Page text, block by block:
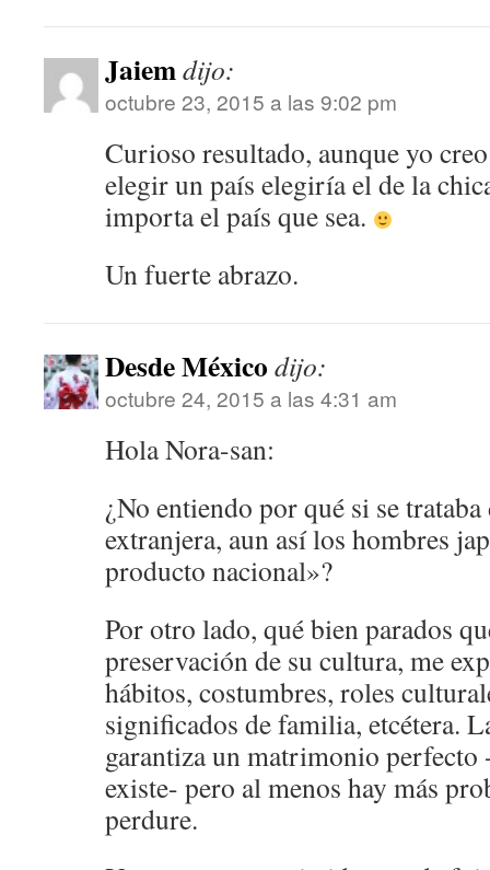
Jaiemdijo:
octubre 23, 2015 a las 9:02 pm
Curioso resultado, aunque yo
elegir un país elegiría el de la
importa el país que sea.
Un fuerte abrazo.
Desde México dijo:
octubre 24, 2015 a las 4:31 am
Hola Nora-san:
¿No entiendo por qué si se
extranjera, aun así los hombres
producto nacional»?
Por otro lado, qué bien parados
preservación de su cultura, me
hábitos, costumbres, roles
significados de familia, etcétera.
garantiza un matrimonio perfecto
existe- pero al menos hay más
perdure.